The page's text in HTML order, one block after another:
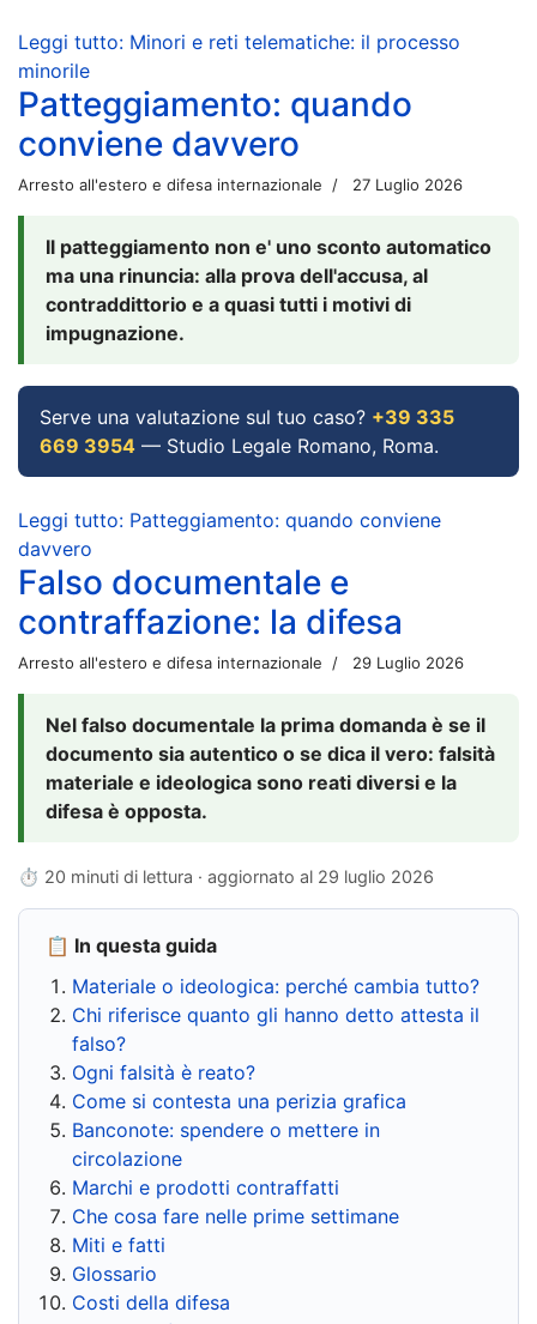
Leggi tutto: Minori e reti telematiche: il processo
minorile
Patteggiamento: quando
conviene davvero
Arresto all'estero e difesa internazionale 27 Luglio 2026
Il patteggiamento non e' uno sconto automatico
ma una rinuncia: alla prova dell'accusa, al
contraddittorio e a quasi tutti i motivi di
impugnazione.
Serve una valutazione sul tuo caso? +39 335
669 3954 — Studio Legale Romano, Roma.
Leggi tutto: Patteggiamento: quando conviene
davvero
Falso documentale e
contraffazione: la difesa
Arresto all'estero e difesa internazionale 29 Luglio 2026
Nel falso documentale la prima domanda è se il
documento sia autentico o se dica il vero: falsità
materiale e ideologica sono reati diversi e la
difesa è opposta.
⏱ 20 minuti di lettura · aggiornato al 29 luglio 2026
📋 In questa guida
Materiale o ideologica: perché cambia tutto?
Chi riferisce quanto gli hanno detto attesta il
falso?
Ogni falsità è reato?
Come si contesta una perizia grafica
Banconote: spendere o mettere in
circolazione
Marchi e prodotti contraffatti
Che cosa fare nelle prime settimane
Miti e fatti
Glossario
Costi della difesa